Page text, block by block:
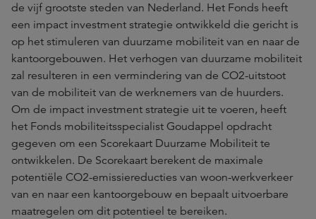
de vijf grootste steden van Nederland. Het Fonds heeft
een impact investment strategie ontwikkeld die gericht is
op het stimuleren van duurzame mobiliteit van en naar de
kantoorgebouwen. Het verhogen van duurzame mobiliteit
zal resulteren in een vermindering van de CO2-uitstoot
van de mobiliteit van de werknemers van de huurders.
Om de impact investment strategie uit te voeren, heeft
het Fonds mobiliteitsspecialist Goudappel opdracht
gegeven om een Scorekaart Duurzame Mobiliteit te
ontwikkelen. De Scorekaart berekent de maximale
potentiële CO2-emissiereducties van woon-werkverkeer
van en naar een kantoorgebouw en bepaalt uitvoerbare
maatregelen om dit potentieel te bereiken.